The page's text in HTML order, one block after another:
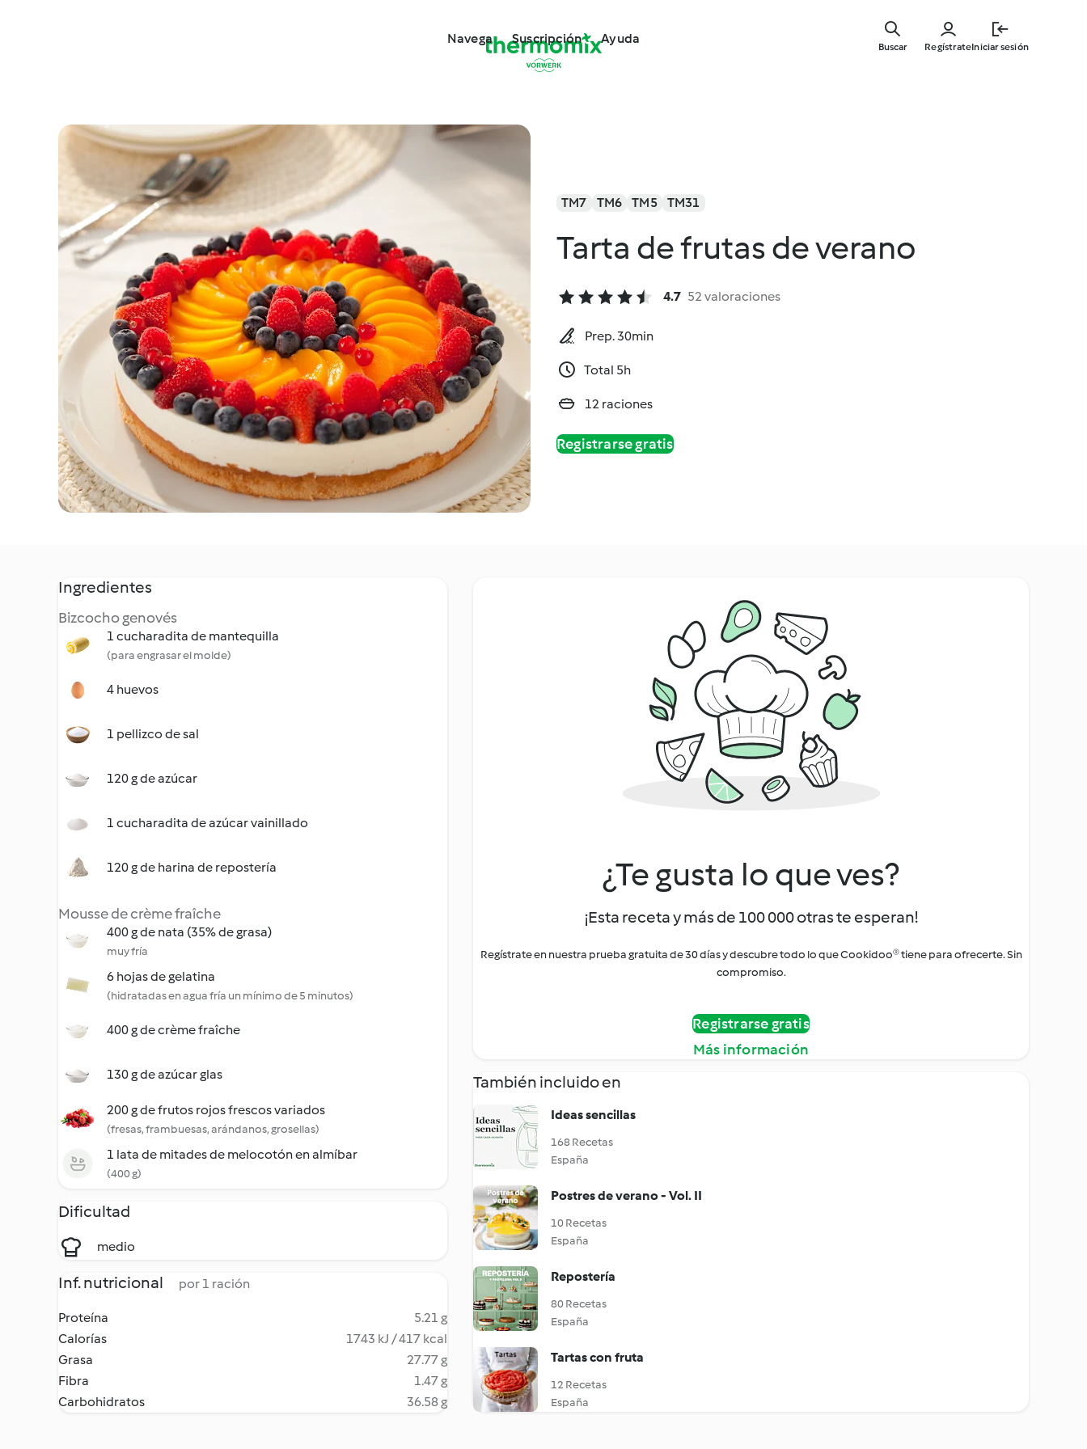
Navega Suscripción Ayuda
RegístrateIniciar sesión
Buscar
TM7 TM6 TM5 TM31
Tarta de frutas de verano
4.7 52 valoraciones
Prep. 30min
Total 5h
12 raciones
Registrarse gratis
Ingredientes
Bizcocho genovés
1 cucharadita de mantequilla
(para engrasar el molde)
4 huevos
1 pellizco de sal
120 g de azúcar
1 cucharadita de azúcar vainillado
120 g de harina de repostería
Mousse de crème fraîche
400 g de nata (35% de grasa)
muy fría
6 hojas de gelatina
(hidratadas en agua fría un mínimo de 5 minutos)
400 g de crème fraîche
130 g de azúcar glas
200 g de frutos rojos frescos variados
(fresas, frambuesas, arándanos, grosellas)
1 lata de mitades de melocotón en almíbar
(400 g)
Dificultad
medio
Inf. nutricional por 1 ración
Proteína
5.21 g
Calorías
1743 kJ / 417 kcal
Grasa
27.77 g
Fibra
1.47 g
Carbohidratos
36.58 g
¿Te gusta lo que ves?
¡Esta receta y más de 100 000 otras te esperan!
Regístrate en nuestra prueba gratuita de 30 días y descubre todo lo que Cookidoo® tiene para ofrecerte. Sin
compromiso.
Registrarse gratis
Más información
También incluido en
Ideas sencillas
168 Recetas
España
Postres de verano - Vol. II
10 Recetas
España
Repostería
80 Recetas
España
Tartas con fruta
12 Recetas
España